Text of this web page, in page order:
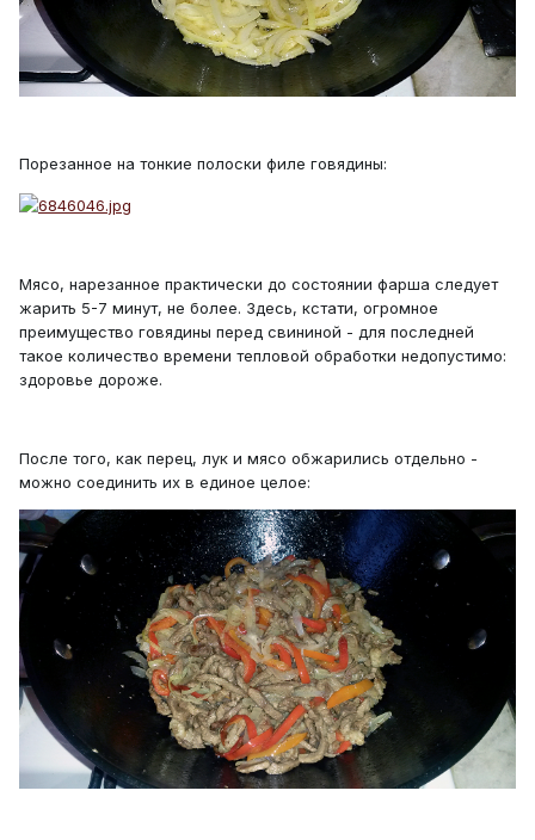
Порезанное на тонкие полоски филе говядины:
Мясо, нарезанное практически до состоянии фарша следует
жарить 5-7 минут, не более. Здесь, кстати, огромное
преимущество говядины перед свининой - для последней
такое количество времени тепловой обработки недопустимо:
здоровье дороже.
После того, как перец, лук и мясо обжарились отдельно -
можно соединить их в единое целое: